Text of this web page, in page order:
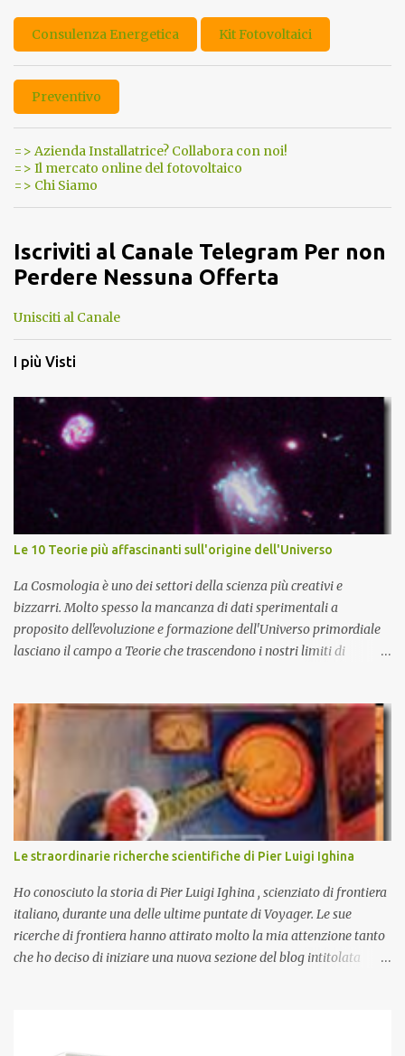
Consulenza Energetica Kit Fotovoltaici
Preventivo
=> Azienda Installatrice? Collabora con noi!
=> Il mercato online del fotovoltaico
=> Chi Siamo
Iscriviti al Canale Telegram Per non
Perdere Nessuna Offerta
Unisciti al Canale
I più Visti
Le 10 Teorie più affascinanti sull'origine dell'Universo
La Cosmologia è uno dei settori della scienza più creativi e
bizzarri. Molto spesso la mancanza di dati sperimentali a
proposito dell'evoluzione e formazione dell'Universo primordiale
lasciano il campo a Teorie che trascendono i nostri limiti di
più accreditata, il Big-Bang e l'Universo inflazionario, ha dei
paradossi e delle lacune difficilmente sormontabili che sono tali da
far pensare che con il miglioramento delle osservazioni
sperimentali si possa un giorno chiarirne l'origine e la sua
evoluzione. Una volta chiarita l'origine e il meccanismo di
formazione dell'Universo primordiale saremo qui di nuovo a
domandarci: perché esiste l'Universo? D'altra parte sono le
domande più affascinanti che ci attanagliano fin dalle prime
apparizioni della Specie Umana sulla terra. Ecco alcune delle più
affascinanti teo...
Le straordinarie richerche scientifiche di Pier Luigi Ighina
Ho conosciuto la storia di Pier Luigi Ighina , scienziato di frontiera
italiano, durante una delle ultime puntate di Voyager. Le sue
ricerche di frontiera hanno attirato molto la mia attenzione tanto
che ho deciso di iniziare una nuova sezione del blog intitolata